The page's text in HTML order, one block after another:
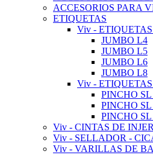
ACCESORIOS PARA
ETIQUETAS
Viv -
JUMBO L4
JUMBO L5
JUMBO L6
JUMBO L8
Viv -
PINCHO SL
PINCHO SL
PINCHO SL
Viv - CINTAS DE
Viv - SELLADOR -
Viv - VARILLAS DE